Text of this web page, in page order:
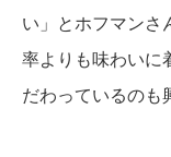
い」とホフマンさ
率よりも味わいに
だわっているのも